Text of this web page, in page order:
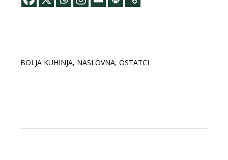
BOLJA KUHINJA, NASLOVNA,OSTATCI